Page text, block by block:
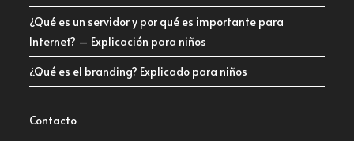
¿Qué es un servidor y por qué es importante para
Internet? – Explicación para niños
¿Qué es el branding? Explicado para niños
Contacto